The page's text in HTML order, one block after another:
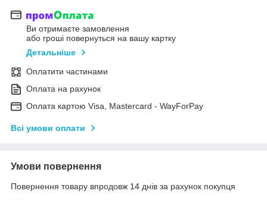
Ви отримаєте замовлення
або гроші повернуться на вашу картку
Детальніше
Оплатити частинами
Оплата на рахунок
Оплата картою Visa, Mastercard - WayForPay
Всі умови оплати
Умови повернення
Повернення товару впродовж 14 днів за рахунок покупця